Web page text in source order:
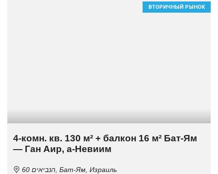
ВТОРИЧНЫЙ РЫНОК
4-комн. кв. 130 м² + балкон 16 м² Бат-Ям
— Ган Аир, а-Невиим
הנביאים 60, Бат-Ям, Израиль